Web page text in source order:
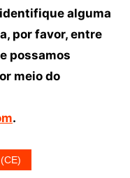
alguma
por favor, entre
possamos
meio do
.